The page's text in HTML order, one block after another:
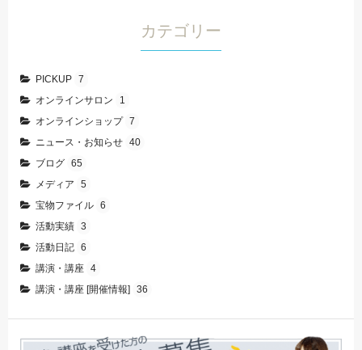
カテゴリー
PICKUP 7
オンラインサロン
1
オンラインショップ 7
ニュース・お知らせ 40
ブログ 65
メディア
5
宝物ファイル 6
活動実績 3
活動日記 6
講演・講座 4
講演・講座 [開催情報]
36